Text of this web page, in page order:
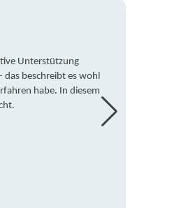
Unterstützung
beschreibt es wohl
habe. In diesem